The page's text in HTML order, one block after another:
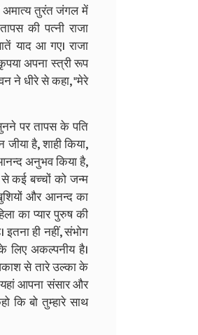
अमात्य तुरंत जंगल में
की पत्नी राजा
याद आ गए। राजा
अपना स्त्री रूप
ने धीरे से कहा, "मेरे
पर तापस के पति
है, शाही किया,
अनुभव किया है,
कई बच्चों को जन्म
और आनन्द का
का प्यार पुरुष की
ही नहीं, संभोग
लिए अकल्पनीय है।
से तारे उल्का के
आपना संसार और
कि बो तुम्हारे साथ